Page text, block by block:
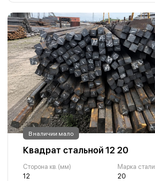
В наличии мало
Квадрат стальной 12 20
Сторона кв. (мм)
12
Марка стали
20